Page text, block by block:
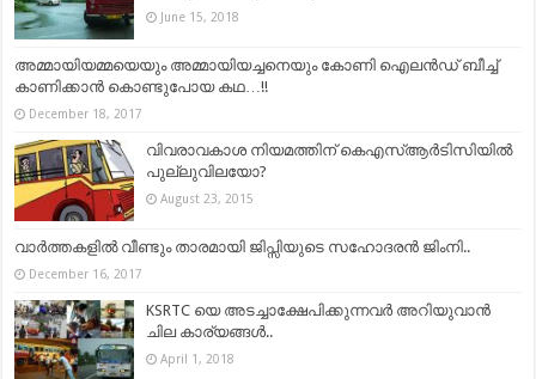
June 15, 2018
അമ്മായിയമ്മയെയും അമ്മായിയച്ചനെയും കോണി ഐലന്‍ഡ് ബീച്ച്
കാണിക്കാൻ കൊണ്ടുപോയ കഥ…!!
December 18, 2017
വിവരാവകാശ നിയമത്തിന് കെഎസ്ആര്‍ടിസിയില്‍
പുല്ലുവിലയോ?
August 23, 2015
വാര്‍ത്തകളില്‍ വീണ്ടും താരമായി ജിപ്സിയുടെ സഹോദരന്‍ ജിംനി..
December 16, 2017
KSRTC യെ അടച്ചാക്ഷേപിക്കുന്നവര്‍ അറിയുവാന്‍
ചില കാര്യങ്ങള്‍..
April 1, 2018